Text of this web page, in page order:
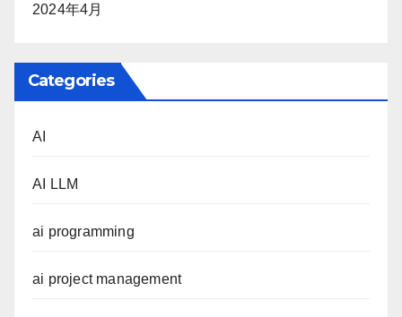
2024年4月
Categories
AI
AI LLM
ai programming
ai project management